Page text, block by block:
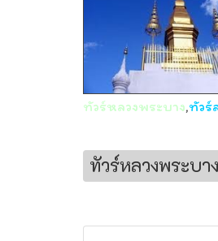
ทัวร์หลวงพระบาง,ทัวร์
ทัวร์หลวงพระบาง